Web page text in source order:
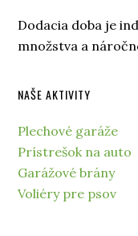
Dodacia doba je
množstva a
NAŠE AKTIVITY
Plechové garáže
Prístrešok na auto
Garážové brány
Voliéry pre psov